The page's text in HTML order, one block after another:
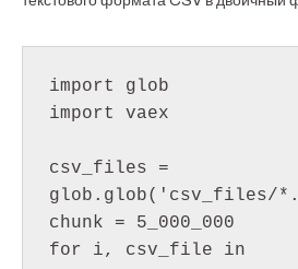
import glob
import vaex
csv_files =
glob.glob('csv_files/
chunk = 5_000_000
for i, csv_file in